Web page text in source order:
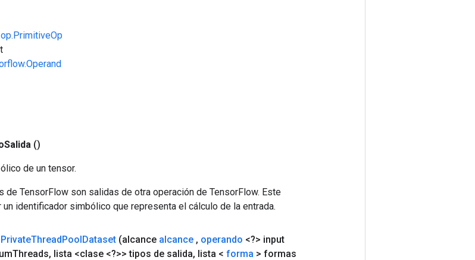
Salida ()
de un tensor.
de TensorFlow son salidas de otra operación de TensorFlow. Este
identificador simbólico que representa el cálculo de la entrada.
ThreadPoolDataset (alcance alcance , operando <?> input
Threads, lista <clase <?>> tipos de salida, lista < forma > formas